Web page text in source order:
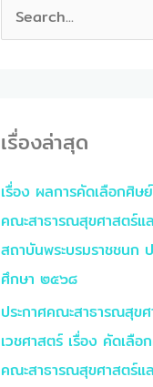
c
f
o
r
:
เรื่องล่าสุด
เรื่อง ผลการคัดเลือกศิษ
คณะสาธารณสุขศาสตร์แ
สถาบันพระบรมราชชนก
ศึกษา ๒๕๖๘
ประกาศคณะสาธารณสุข
เวชศาสตร์ เรื่อง คัดเลือ
คณะสาธารณสุขศาสตร์แ